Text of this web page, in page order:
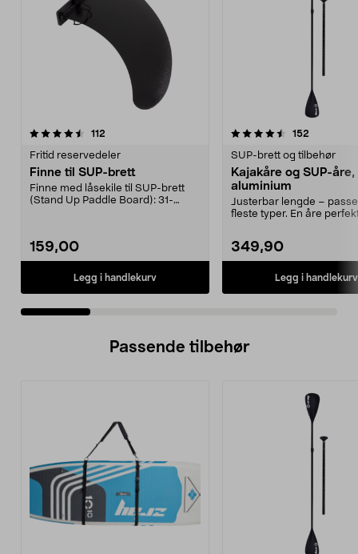
112
Fritid reservedeler
Finne til SUP-brett
Finne med låsekile til SUP-brett
(Stand Up Paddle Board): 31-
159,00
Legg i handlekurv
4.5 av 5 stjerner 152
SUP-brett og tilbehør
Kajakåre og SUP-
aluminium
Justerbar lengde –
fleste typer. En åre
349,90
Legg i handlekurv
4.5 av 5 stjerner
Passende tilbehør